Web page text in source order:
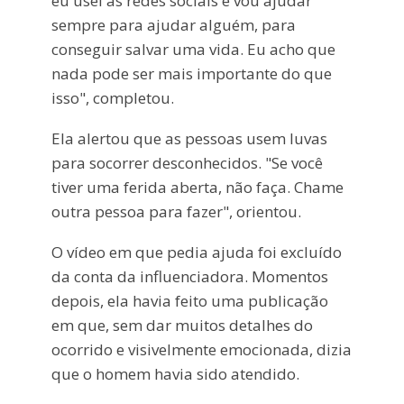
sempre para ajudar alguém, para
conseguir salvar uma vida. Eu acho que
nada pode ser mais importante do que
isso", completou.
Ela alertou que as pessoas usem luvas
para socorrer desconhecidos. "Se você
tiver uma ferida aberta, não faça. Chame
outra pessoa para fazer", orientou.
O vídeo em que pedia ajuda foi excluído
da conta da influenciadora. Momentos
depois, ela havia feito uma publicação
em que, sem dar muitos detalhes do
ocorrido e visivelmente emocionada, dizia
que o homem havia sido atendido.